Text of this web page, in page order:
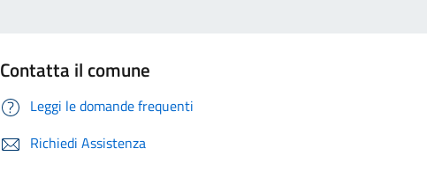
Contatta il comune
Leggi le domande frequenti
Richiedi Assistenza